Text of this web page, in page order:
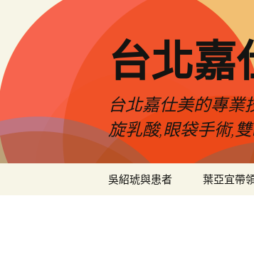
要
內
容
台北嘉
台北嘉仕美的專業
旋乳酸,眼袋手術,
吳紹琥與患者 葉亞宜帶